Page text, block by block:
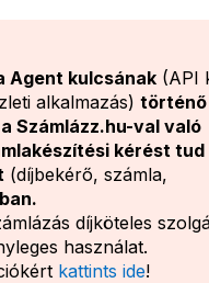
Agent kulcsának(API
alkalmazás) történő
Számlázz.hu-val való
kérést tud
(díjbekérő, számla,
díjköteles
használat.
kattints ide!